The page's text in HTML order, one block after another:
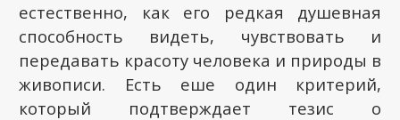
естественно, как его редкая душевная
способность видеть, чувствовать и
передавать красоту человека и природы в
живописи. Есть еше один критерий,
который подтверждает тезис о